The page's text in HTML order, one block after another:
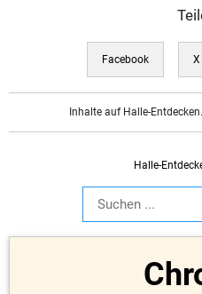
Facebook X
Inhalte auf Halle-
Halle-